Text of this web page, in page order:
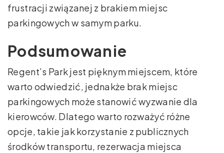
frustracji związanej z brakiem miejsc
parkingowych w samym parku.
Podsumowanie
Regent’s Park jest pięknym miejscem, które
warto odwiedzić, jednakże brak miejsc
parkingowych może stanowić wyzwanie dla
kierowców. Dlatego warto rozważyć różne
opcje, takie jak korzystanie z publicznych
środków transportu, rezerwacja miejsca